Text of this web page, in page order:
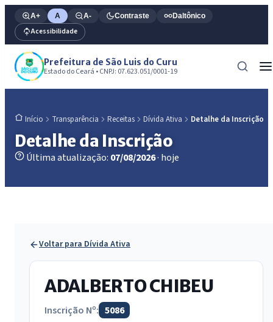
A+ A A- Contraste Daltônico
Acessibilidade
Prefeitura de São Luis do Curu
Estado do Ceará • CNPJ: 07.623.051/0001-19
Início Transparência Receitas Dívida Ativa Detalhe da Inscrição
Detalhe da Inscrição
Última atualização: 07/08/2026· hoje
Voltar para Dívida Ativa
ADALBERTO CHIBEU
Inscrição Nº: 5086